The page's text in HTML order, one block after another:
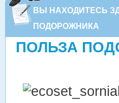
ВЫ НАХОДИТЕСЬ
ПОДОРОЖНИКА
ПОЛЬЗА